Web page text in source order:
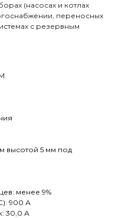
(насосах и котлах
переносных
с резервным
высотой 5 мм под
менее 9%
900 А
30,0 А